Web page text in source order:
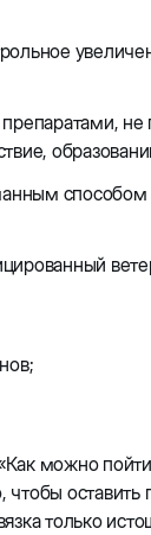
не
способом
можно
оставить
только